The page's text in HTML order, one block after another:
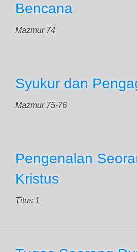
Bencana
Mazmur 74
Syukur dan
Mazmur 75-76
Pengenalan
Kristus
Titus 1